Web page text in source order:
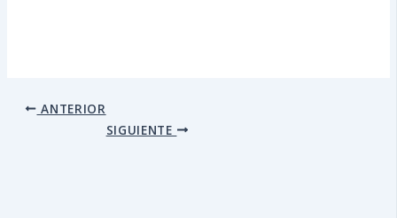
ANTERIOR
SIGUIENTE